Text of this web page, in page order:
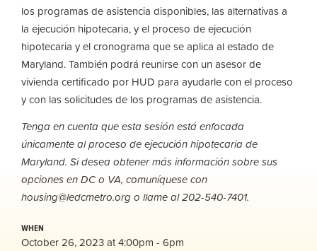
los programas de asistencia disponibles, las alternativas a
la ejecución hipotecaria, y el proceso de ejecución
hipotecaria y el cronograma que se aplica al estado de
Maryland. También podrá reunirse con un asesor de
vivienda certificado por HUD para ayudarle con el proceso
y con las solicitudes de los programas de asistencia.
Tenga en cuenta que esta sesión está enfocada
únicamente al proceso de ejecución hipotecaria de
Maryland. Si desea obtener más información sobre sus
opciones en DC o VA, comuníquese con
housing@ledcmetro.org o llame al 202-540-7401.
WHEN
October 26, 2023 at 4:00pm - 6pm